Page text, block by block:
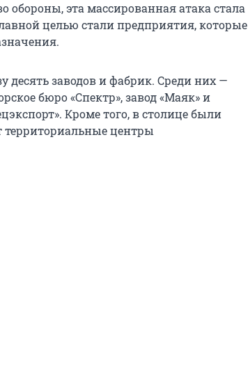
обороны, эта массированная атака стала
целью стали предприятия, которые
десять заводов и фабрик. Среди них —
бюро «Спектр», завод «Маяк» и
Кроме того, в столице были
территориальные центры